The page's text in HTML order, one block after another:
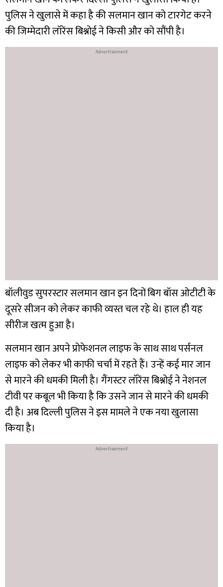
पुलिस ने खुलासे में कहा है की सलमान खान को टारगेट करने
की जिम्मेदारी लॉरेंस बिश्नोई ने किसी और को सौंपी है।
बॉलीवुड सुपरस्टार सलमान खान इन दिनों बिग बॉस ओटीटी के
दूसरे सीजन को लेकर काफी व्यस्त चल रहे थे। हाल ही यह
सीरीज खत्म हुआ है।
सलमान खान अपने प्रोफेशनल लाइफ के साथ साथ पर्सनल
लाइफ को लेकर भी काफी चर्चा में रहते हैं। उन्हें कई मार जान
से मारने की धमकी मिली है। गैंगस्टर लॉरेंस बिश्नोई ने नेशनल
टीवी पर कबूल भी किया है कि उसने जान से मारने की धमकी
दी है। अब दिल्ली पुलिस ने इस मामले ने एक नया खुलासा
किया है।